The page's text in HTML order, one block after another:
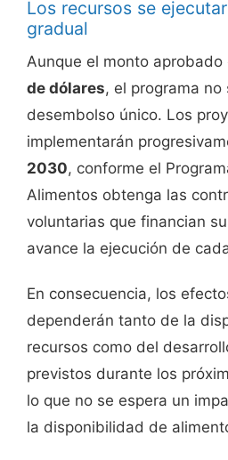
Los recursos se
gradual
Aunque el monto aprobado
de dólares, el programa no
desembolso único. Los
implementarán
2030, conforme el
Alimentos obtenga las
voluntarias que financian
avance la ejecución de
En consecuencia, los
dependerán tanto de la
recursos como del
previstos durante los
lo que no se espera un
la disponibilidad de